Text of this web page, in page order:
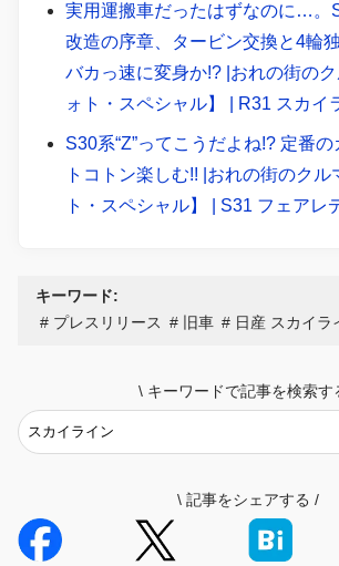
実用運搬車だったはずなのに…。
改造の序章、タービン交換と4輪
バカっ速に変身か!? |おれの街の
ォト・スペシャル】 | R31 スカイ
S30系“Z”ってこうだよね!? 定番
トコトン楽しむ!! |おれの街のクル
ト・スペシャル】 | S31 フェアレ
キーワード:
プレスリリース
旧車 日産 スカイラ
\ キーワードで記事を検索す
\ 記事をシェアする /